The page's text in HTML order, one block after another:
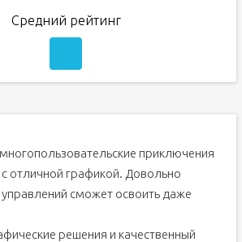
Средний рейтинг
приключения
отличной графикой. Довольно
сможет освоить даже
решения и качественный